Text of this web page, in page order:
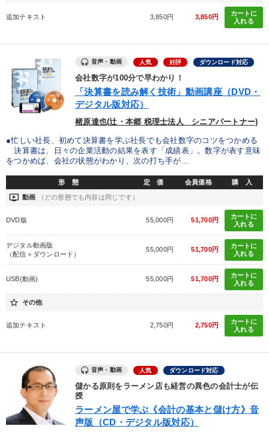
追加テキスト 3,850円 3,850円
カートに
入れる
音声・動画 人気 好評 ダウンロード対応
会社数字が100分で早わかり！
「決算書を読み解く技術」動画講座（DVD・
デジタル版対応）
楮原達也(辻・本郷 税理士法人 シニアパートナー)
●忙しい社長、初めて決算書を学ぶ社長でも会社数字のコツをつかめる
決算書は、日々の企業活動の結果を表す「成績表」。数字が表す意味
をつかめば、会社の状態がわかり、次の打ち手が...
形 態 定 価 会員価格 購 入
ondemand_video 動画 （どの形態でも内容は同じです）
DVD版 55,000円 51,700円
カートに
入れる
デジタル動画版
（配信＋ダウンロード）
55,000円 51,700円
カートに
入れる
USB(動画) 55,000円 51,700円
カートに
入れる
star_border その他
追加テキスト 2,750円 2,750円
カートに
入れる
音声・動画 人気 ダウンロード対応
儲かる原則をラーメン店も経営の異色の会計士が伝
授
ラーメン屋で学ぶ《会計の基本と儲け方》音
声版（CD・デジタル版対応）